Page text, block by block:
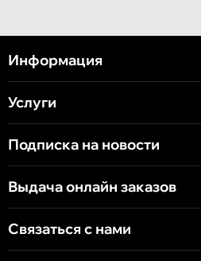
Кишинёв
Хынчештское шоссе, 60/4
бульвар Дечебал, 139
Информация
Услуги
Подписка на новости
Выдача онлайн заказов
Связаться с нами